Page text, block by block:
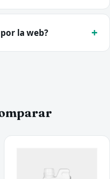
la web?